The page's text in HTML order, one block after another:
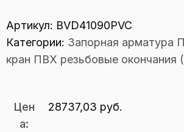
Артикул: BVD41090PVC
Категории: Запорная арматура
кран ПВХ резьбовые окончания
Цен
а:
28737,03 руб.